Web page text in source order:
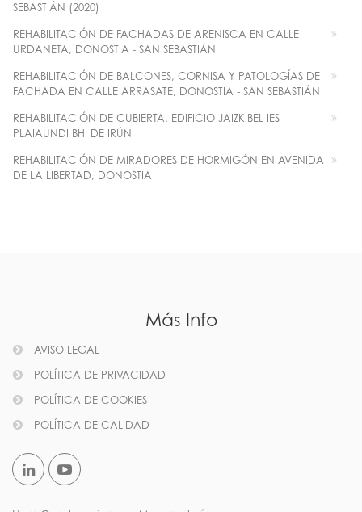
SEBASTIÁN (2020)
REHABILITACIÓN DE FACHADAS DE ARENISCA EN CALLE
URDANETA, DONOSTIA - SAN SEBASTIÁN
REHABILITACIÓN DE BALCONES, CORNISA Y PATOLOGÍAS DE
FACHADA EN CALLE ARRASATE, DONOSTIA - SAN SEBASTIÁN
REHABILITACIÓN DE CUBIERTA. EDIFICIO JAIZKIBEL IES
PLAIAUNDI BHI DE IRÚN
REHABILITACIÓN DE MIRADORES DE HORMIGÓN EN AVENIDA
DE LA LIBERTAD, DONOSTIA
Más Info
AVISO LEGAL
POLÍTICA DE PRIVACIDAD
POLÍTICA DE COOKIES
POLÍTICA DE CALIDAD